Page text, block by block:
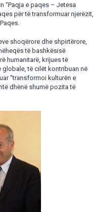
“Paqja e paqes – Jetesa
për të transformuar njerëzit,
shoqërore dhe shpirtërore,
të bashkësisë
humanitarë, krijues të
globale, të cilët kontribuan në
“transformoi kulturën e
dhënë shumë pozita të